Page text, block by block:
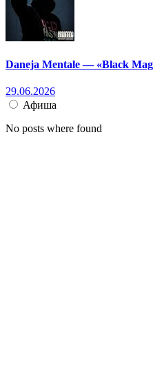
Daneja Mentale — «Black
29.06.2026
Афиша
No posts where found